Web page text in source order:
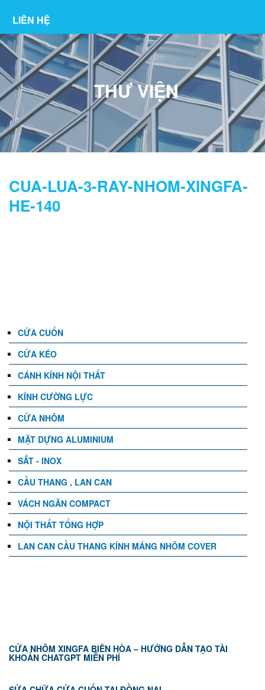
LIÊN HỆ
THƯ VIỆN
CUA-LUA-3-RAY-NHOM-XINGFA-
HE-140
CỬA CUỐN
CỬA KÉO
CÁNH KÍNH NỘI THẤT
KÍNH CƯỜNG LỰC
CỬA NHÔM
MẶT DỰNG ALUMINIUM
SẮT - INOX
CẦU THANG , LAN CAN
VÁCH NGĂN COMPACT
NỘI THẤT TỔNG HỢP
LAN CAN CẦU THANG KÍNH MÁNG NHÔM COVER
CỬA NHÔM XINGFA BIÊN HÒA – HƯỚNG DẪN TẠO TÀI
KHOẢN CHATGPT MIỄN PHÍ